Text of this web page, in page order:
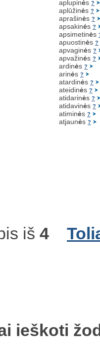
aplupinės ?
aplūžinės ?
aprašinės ?
apsakinės ?
apsimetinės
apuostinės ?
apvaginės ?
apvažinės ?
ardinės ?
arinės ?
atardinės ?
ateidinės ?
atidarinės ?
atidavinės ?
atiminės ?
atjaunės ?
iš 4
ieškoti